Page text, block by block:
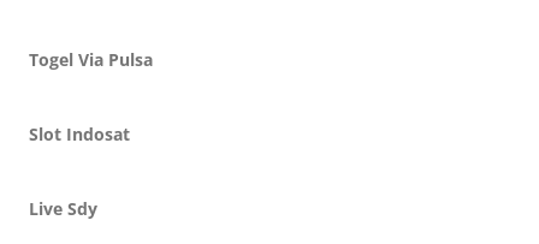
Togel Via Pulsa
Slot Indosat
Live Sdy